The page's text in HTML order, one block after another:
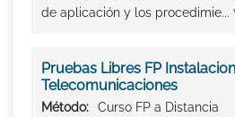
de aplicación y los procedimie...
Pruebas Libres FP
Telecomunicaciones
Método:
Curso FP a Distancia